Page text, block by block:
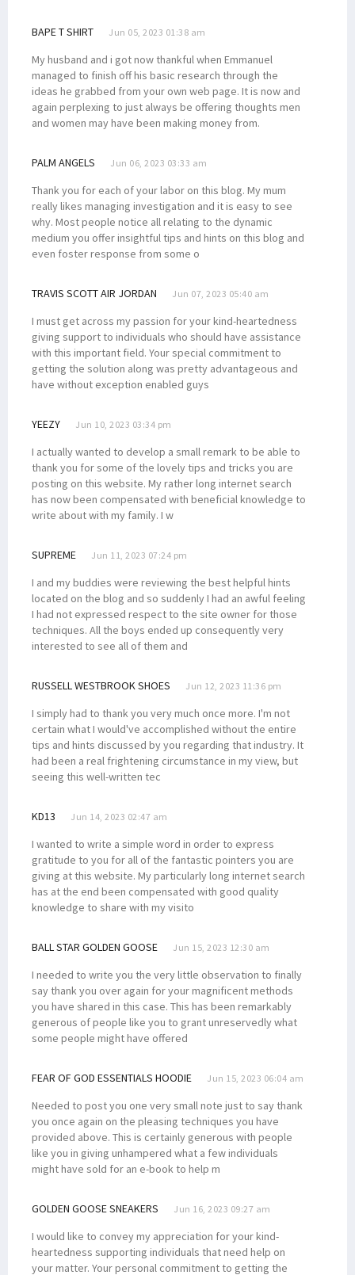
BAPE T SHIRT Jun 05, 2023 01:38 am
My husband and i got now thankful when Emmanuel
managed to finish off his basic research through the
ideas he grabbed from your own web page. It is now and
again perplexing to just always be offering thoughts men
and women may have been making money from.
PALM ANGELS Jun 06, 2023 03:33 am
Thank you for each of your labor on this blog. My mum
really likes managing investigation and it is easy to see
why. Most people notice all relating to the dynamic
medium you offer insightful tips and hints on this blog and
even foster response from some o
TRAVIS SCOTT AIR JORDAN Jun 07, 2023 05:40 am
I must get across my passion for your kind-heartedness
giving support to individuals who should have assistance
with this important field. Your special commitment to
getting the solution along was pretty advantageous and
have without exception enabled guys
YEEZY Jun 10, 2023 03:34 pm
I actually wanted to develop a small remark to be able to
thank you for some of the lovely tips and tricks you are
posting on this website. My rather long internet search
has now been compensated with beneficial knowledge to
write about with my family. I w
SUPREME Jun 11, 2023 07:24 pm
I and my buddies were reviewing the best helpful hints
located on the blog and so suddenly I had an awful feeling
I had not expressed respect to the site owner for those
techniques. All the boys ended up consequently very
interested to see all of them and
RUSSELL WESTBROOK SHOES Jun 12, 2023 11:36 pm
I simply had to thank you very much once more. I'm not
certain what I would've accomplished without the entire
tips and hints discussed by you regarding that industry. It
had been a real frightening circumstance in my view, but
seeing this well-written tec
KD13 Jun 14, 2023 02:47 am
I wanted to write a simple word in order to express
gratitude to you for all of the fantastic pointers you are
giving at this website. My particularly long internet search
has at the end been compensated with good quality
knowledge to share with my visito
BALL STAR GOLDEN GOOSE Jun 15, 2023 12:30 am
I needed to write you the very little observation to finally
say thank you over again for your magnificent methods
you have shared in this case. This has been remarkably
generous of people like you to grant unreservedly what
some people might have offered
FEAR OF GOD ESSENTIALS HOODIE Jun 15, 2023 06:04 am
Needed to post you one very small note just to say thank
you once again on the pleasing techniques you have
provided above. This is certainly generous with people
like you in giving unhampered what a few individuals
might have sold for an e-book to help m
GOLDEN GOOSE SNEAKERS Jun 16, 2023 09:27 am
I would like to convey my appreciation for your kind-
heartedness supporting individuals that need help on
your matter. Your personal commitment to getting the